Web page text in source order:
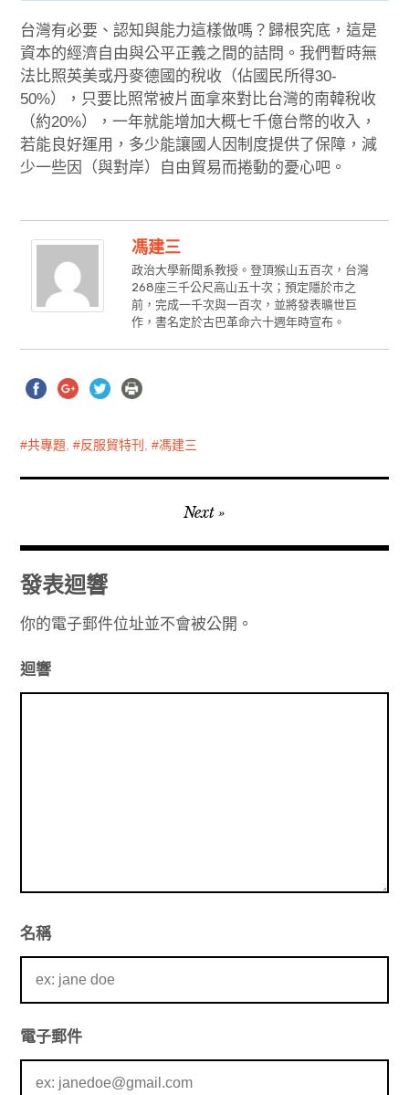
台灣有必要、認知與能力這樣做嗎？歸根究底，這是
資本的經濟自由與公平正義之間的詰問。我們暫時無
法比照英美或丹麥德國的稅收（佔國民所得30-
50%），只要比照常被片面拿來對比台灣的南韓稅收
（約20%），一年就能增加大概七千億台幣的收入，
若能良好運用，多少能讓國人因制度提供了保障，減
少一些因（與對岸）自由貿易而捲動的憂心吧。
馮建三
政治大學新聞系教授。登頂猴山五百次，台灣
268座三千公尺高山五十次；預定隱於市之
前，完成一千次與一百次，並將發表曠世巨
作，書名定於古巴革命六十週年時宣布。
共專題 , 反服貿特刊 , 馮建三
章
導
覽
Next
發表迴響
你的電子郵件位址並不會被公開。
迴響
名稱
電子郵件